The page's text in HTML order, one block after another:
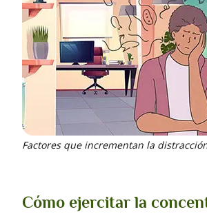
Factores que incrementan la
Cómo ejercitar la